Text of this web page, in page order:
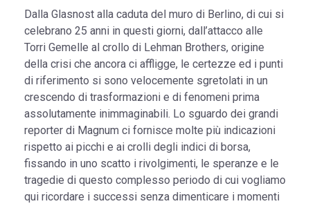
Dalla Glasnost alla caduta del muro di Berlino, di cui si
celebrano 25 anni in questi giorni, dall’attacco alle
Torri Gemelle al crollo di Lehman Brothers, origine
della crisi che ancora ci affligge, le certezze ed i punti
di riferimento si sono velocemente sgretolati in un
crescendo di trasformazioni e di fenomeni prima
assolutamente inimmaginabili. Lo sguardo dei grandi
reporter di Magnum ci fornisce molte più indicazioni
rispetto ai picchi e ai crolli degli indici di borsa,
fissando in uno scatto i rivolgimenti, le speranze e le
tragedie di questo complesso periodo di cui vogliamo
qui ricordare i successi senza dimenticare i momenti